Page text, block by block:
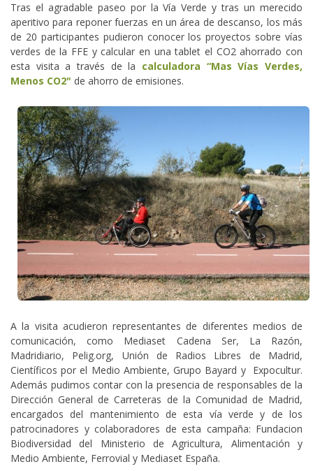
Tras el agradable paseo por la Vía Verde y tras un merecido
aperitivo para reponer fuerzas en un área de descanso, los más
de 20 participantes pudieron conocer los proyectos sobre vías
verdes de la FFE y calcular en una tablet el CO2 ahorrado con
esta visita a través de la calculadora “Mas Vías Verdes,
Menos CO2" de ahorro de emisiones.
A la visita acudieron representantes de diferentes medios de
comunicación, como Mediaset Cadena Ser, La Razón,
Madridiario, Pelig.org, Unión de Radios Libres de Madrid,
Científicos por el Medio Ambiente, Grupo Bayard y Expocultur.
Además pudimos contar con la presencia de responsables de la
Dirección General de Carreteras de la Comunidad de Madrid,
encargados del mantenimiento de esta vía verde y de los
patrocinadores y colaboradores de esta campaña: Fundacion
Biodiversidad del Ministerio de Agricultura, Alimentación y
Medio Ambiente, Ferrovial y Mediaset España.